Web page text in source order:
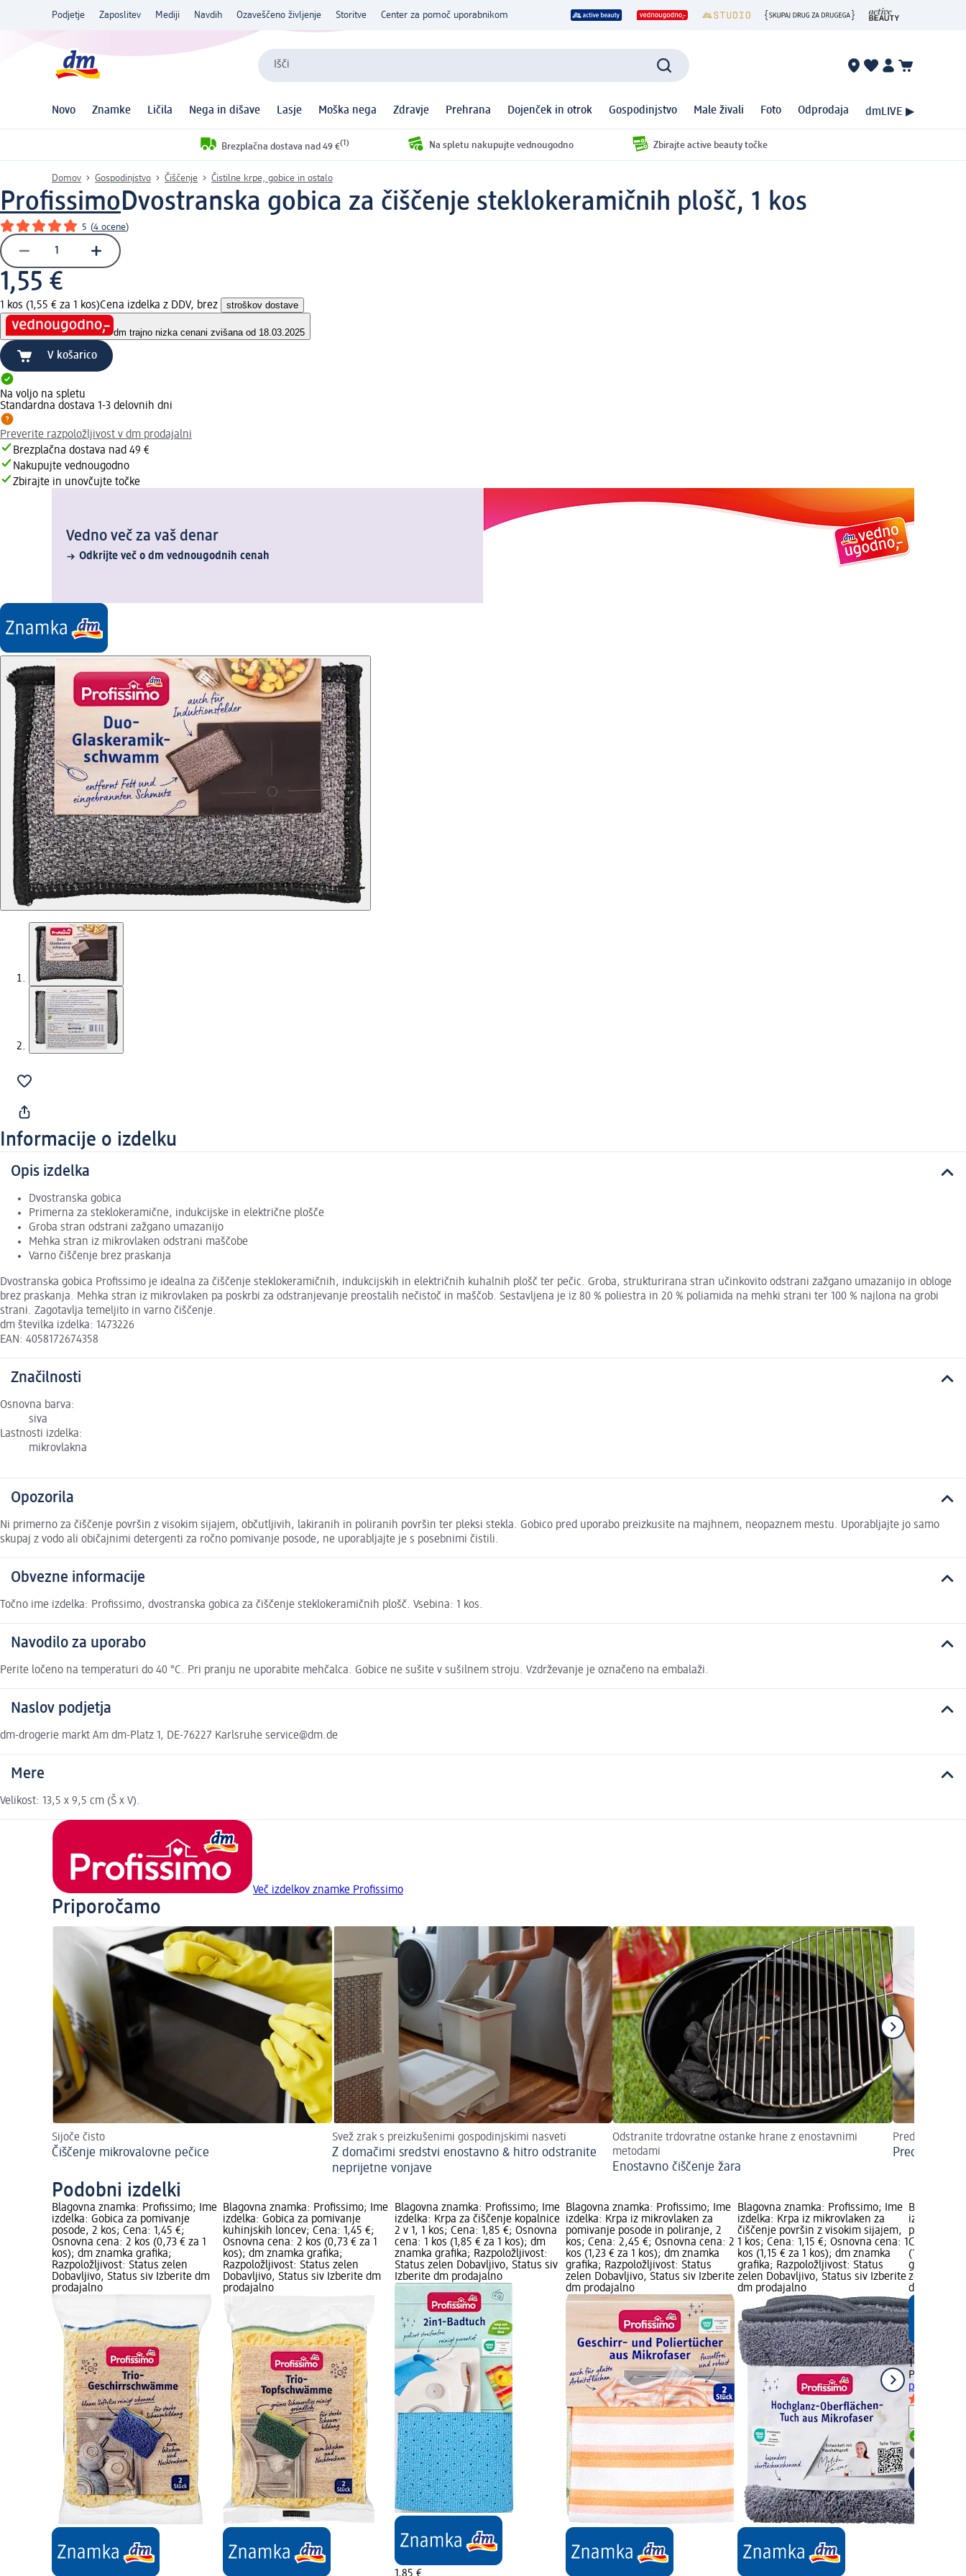
Podjetje Zaposlitev Mediji Navdih Ozaveščeno življenje Storitve Center za pomoč uporabnikom
Išči
Novo Znamke Ličila Nega in dišave Lasje Moška nega Zdravje Prehrana Dojenček in otrok Gospodinjstvo Male živali Foto Odprodaja dmLIVE ▶
Brezplačna dostava nad 49 €(1) Na spletu nakupujte vednougodno Zbirajte active beauty točke
Domov Gospodinjstvo Čiščenje Čistilne krpe, gobice in ostalo
ProfissimoDvostranska gobica za čiščenje steklokeramičnih plošč, 1 kos
5 (4 ocene)
1,55 €
1 kos (1,55 € za 1 kos)Cena izdelka z DDV, brez stroškov dostave
dm trajno nizka cenani zvišana od 18.03.2025
V košarico
Na voljo na spletu
Standardna dostava 1-3 delovnih dni
Preverite razpoložljivost v dm prodajalni
Brezplačna dostava nad 49 €
Nakupujte vednougodno
Zbirajte in unovčujte točke
Vedno več za vaš denar
Odkrijte več o dm vednougodnih cenah
Informacije o izdelku
Opis izdelka
Dvostranska gobica
Primerna za steklokeramične, indukcijske in električne plošče
Groba stran odstrani zažgano umazanijo
Mehka stran iz mikrovlaken odstrani maščobe
Varno čiščenje brez praskanja
Dvostranska gobica Profissimo je idealna za čiščenje steklokeramičnih, indukcijskih in električnih kuhalnih plošč ter pečic. Groba, strukturirana stran učinkovito odstrani zažgano umazanijo in obloge
brez praskanja. Mehka stran iz mikrovlaken pa poskrbi za odstranjevanje preostalih nečistoč in maščob. Sestavljena je iz 80 % poliestra in 20 % poliamida na mehki strani ter 100 % najlona na grobi
strani. Zagotavlja temeljito in varno čiščenje.
dm številka izdelka: 1473226
EAN: 4058172674358
Značilnosti
Osnovna barva:
siva
Lastnosti izdelka:
mikrovlakna
Opozorila
Ni primerno za čiščenje površin z visokim sijajem, občutljivih, lakiranih in poliranih površin ter pleksi stekla. Gobico pred uporabo preizkusite na majhnem, neopaznem mestu. Uporabljajte jo samo
skupaj z vodo ali običajnimi detergenti za ročno pomivanje posode, ne uporabljajte je s posebnimi čistili.
Obvezne informacije
Točno ime izdelka: Profissimo, dvostranska gobica za čiščenje steklokeramičnih plošč. Vsebina: 1 kos.
Navodilo za uporabo
Perite ločeno na temperaturi do 40 °C. Pri pranju ne uporabite mehčalca. Gobice ne sušite v sušilnem stroju. Vzdrževanje je označeno na embalaži.
Naslov podjetja
dm-drogerie markt Am dm-Platz 1, DE-76227 Karlsruhe service@dm.de
Mere
Velikost: 13,5 x 9,5 cm (Š x V).
Več izdelkov znamke Profissimo
Priporočamo
Sijoče čisto
Čiščenje mikrovalovne pečice
Svež zrak s preizkušenimi gospodinjskimi nasveti
Z domačimi sredstvi enostavno & hitro odstranite
neprijetne vonjave
Odstranite trdovratne ostanke hrane z enostavnimi
metodami
Enostavno čiščenje žara
Predbožično
Podobni izdelki
Blagovna znamka: Profissimo; Ime
izdelka: Gobica za pomivanje
posode, 2 kos; Cena: 1,45 €;
Osnovna cena: 2 kos (0,73 € za 1
kos); dm znamka grafika;
Razpoložljivost: Status zelen
Dobavljivo, Status siv Izberite dm
prodajalno
Blagovna znamka: Profissimo; Ime
izdelka: Gobica za pomivanje
kuhinjskih loncev; Cena: 1,45 €;
Osnovna cena: 2 kos (0,73 € za 1
kos); dm znamka grafika;
Razpoložljivost: Status zelen
Dobavljivo, Status siv Izberite dm
prodajalno
Blagovna znamka: Profissimo; Ime
izdelka: Krpa za čiščenje kopalnice
2 v 1, 1 kos; Cena: 1,85 €; Osnovna
cena: 1 kos (1,85 € za 1 kos); dm
znamka grafika; Razpoložljivost:
Status zelen Dobavljivo, Status siv
Izberite dm prodajalno
Blagovna znamka: Profissimo; Ime
izdelka: Krpa iz mikrovlaken za
pomivanje posode in poliranje, 2
kos; Cena: 2,45 €; Osnovna cena: 2
kos (1,23 € za 1 kos); dm znamka
grafika; Razpoložljivost: Status
zelen Dobavljivo, Status siv Izberite
dm prodajalno
Blagovna znamka: Profissimo; Ime
izdelka: Krpa iz mikrovlaken za
čiščenje površin z visokim sijajem,
1 kos; Cena: 1,15 €; Osnovna cena: 1
kos (1,15 € za 1 kos); dm znamka
grafika; Razpoložljivost: Status
zelen Dobavljivo, Status siv Izberite
dm prodajalno
Blagovna
izdelka:
posode z
Cena: 1,35
(1,35 € za
grafika;
zelen
dm
1,35 €
1 kos (1,35
Profissimo
posode z